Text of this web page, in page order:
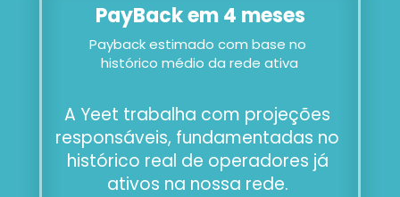
PayBack em 4 meses
Payback estimado com base no
histórico médio da rede ativa
A Yeet trabalha com projeções
responsáveis, fundamentadas no
histórico real de operadores já
ativos na nossa rede.